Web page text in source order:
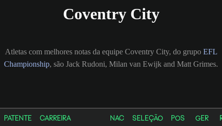
Coventry City
Atletas com melhores notas da equipe Coventry City, do grupo EFL
Championship, são Jack Rudoni, Milan van Ewijk and Matt Grimes.
PATENTE CARREIRA NAC SELEÇÃO POS GER